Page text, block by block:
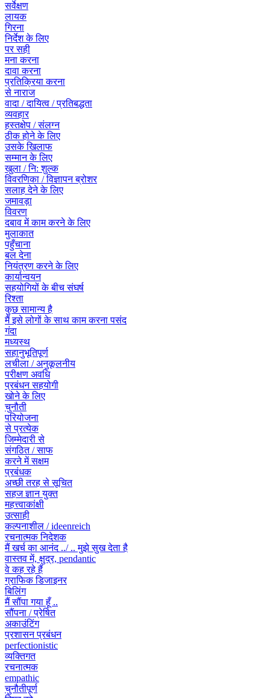
सर्वेक्षण
लायक
गिरना
निर्देश के लिए
पर सही
मना करना
दावा करना
प्रतिक्रिया करना
से नाराज
वादा / दायित्व / प्रतिबद्धता
व्यवहार
हस्तक्षेप / संलग्न
ठीक होने के लिए
उसके खिलाफ
सम्मान के लिए
खुला / नि: शुल्क
विवरणिका / विज्ञापन ब्रोशर
सलाह देने के लिए
जमावड़ा
विवरण
दबाव में काम करने के लिए
मुलाकात
पहुँचाना
बल देना
नियंत्रण करने के लिए
कार्यान्वयन
सहयोगियों के बीच संघर्ष
रिश्ता
कुछ सामान्य है
मैं इसे लोगों के साथ काम करना पसंद
गंदा
मध्यस्थ
सहानुभूतिपूर्ण
लचीला / अनुकूलनीय
परीक्षण अवधि
प्रबंधन सहयोगी
खोने के लिए
चुनौती
परियोजना
से प्रत्येक
जिम्मेदारी से
संगठित / साफ
करने में सक्षम
प्रबंधक
अच्छी तरह से सूचित
सहज ज्ञान युक्त
महत्त्वाकांक्षी
उत्साही
कल्पनाशील / ideenreich
रचनात्मक निदेशक
मैं खर्च का आनंद ../ .. मुझे सुख देता है
वास्तव में, क्षुद्र, pendantic
वे कह रहे हैं
ग्राफिक डिजाइनर
बिलिंग
मैं सौंपा गया हूँ ..
सौंपना / प्रेषित
अकाउंटिंग
प्रशासन प्रबंधन
perfectionistic
व्यक्तिगत
रचनात्मक
empathic
चुनौतीपूर्ण